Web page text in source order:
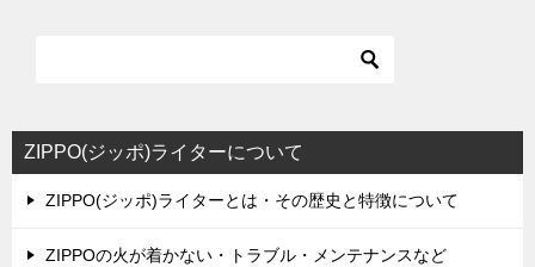
シ
ョ
ZIPPO(ジッポ)ライターについて
ZIPPO(ジッポ)ライターとは・その歴史と特徴について
ZIPPOの火が着かない・トラブル・メンテナンスなど